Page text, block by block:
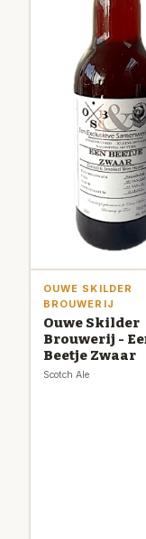
OUWE SKILDER
BROUWERIJ
Ouwe Skilder
Brouwerij -
Beetje Zwaar
Scotch Ale